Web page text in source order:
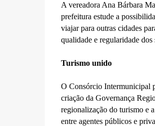
A vereadora Ana Bárbara
prefeitura estude a
viajar para outras cidades
qualidade e regularidade dos
Turismo unido
O Consórcio Intermunicipal
criação da Governança
regionalização do turismo e
entre agentes públicos e